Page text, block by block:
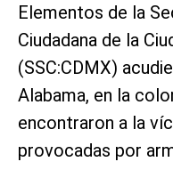
Elementos de la
Ciudadana de la
(SSC:CDMX)
Alabama, en la
encontraron a la
provocadas por